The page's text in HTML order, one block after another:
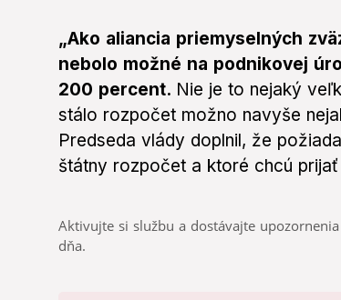
„Ako aliancia priemyselných
nebolo možné na podnikovej
200 percent. Nie je to nejaký
stálo rozpočet možno navyše
Predseda vlády doplnil, že
štátny rozpočet a ktoré chcú
Aktivujte si službu a dostávajte
dňa.